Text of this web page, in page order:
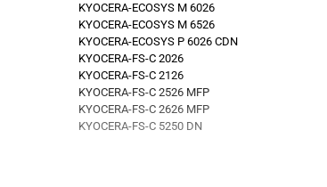
KYOCERA-ECOSYS M 6026
KYOCERA-ECOSYS M 6526
KYOCERA-ECOSYS P 6026 CDN
KYOCERA-FS-C 2026
KYOCERA-FS-C 2126
KYOCERA-FS-C 2526 MFP
KYOCERA-FS-C 2626 MFP
KYOCERA-FS-C 5250 DN